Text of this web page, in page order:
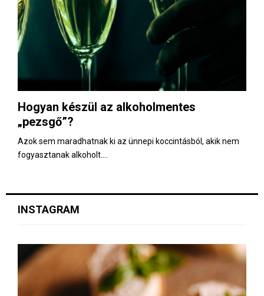
Hogyan készül az alkoholmentes
„pezsgő”?
Azok sem maradhatnak ki az ünnepi koccintásból, akik nem
fogyasztanak alkoholt....
INSTAGRAM